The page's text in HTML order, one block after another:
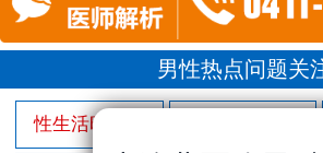
男性热点问题关
性生活时间短